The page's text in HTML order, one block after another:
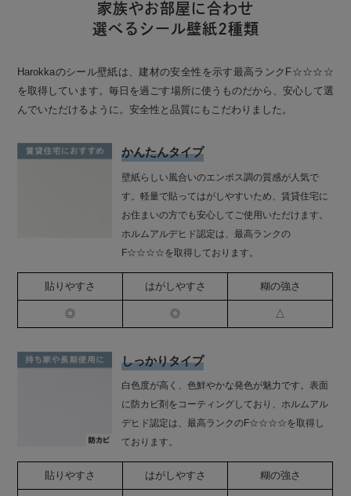
家族やお部屋に合わせ
選べるシール壁紙2種類
Harokkaのシール壁紙は、建材の安全性を示す最高ランクF☆☆☆☆
を取得しています。毎日を過ごす場所に使うものだから、安心して選
んでいただけるように。安全性と品質にもこだわりました。
かんたんタイプ
壁紙らしい風合いのエンボス調の質感が人気で
す。軽量で貼ってはがしやすいため、賃貸住宅に
お住まいの方でも安心してご使用いただけます。
ホルムアルデヒド認定は、最高ランクの
F☆☆☆☆を取得しております。
貼りやすさ はがしやすさ 糊の強さ
◎ ◎ △
しっかりタイプ
白色度が高く、色鮮やかな発色が魅力です。表面
に防カビ剤をコーティングしており、ホルムアル
デヒド認定は、最高ランクのF☆☆☆☆を取得し
ております。
貼りやすさ はがしやすさ 糊の強さ